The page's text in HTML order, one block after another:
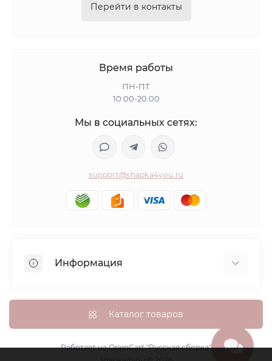
Перейти в контакты
Время работы
ПН-ПТ
10:00-20:00
Мы в социальных сетях:
support@shapka4you.ru
Информация
Доставка, оплата и бонусные баллы
Гарантия возврата
Политика конфиденциальности
Каталог товаров
Работает наOpenCart "Русская сборка"